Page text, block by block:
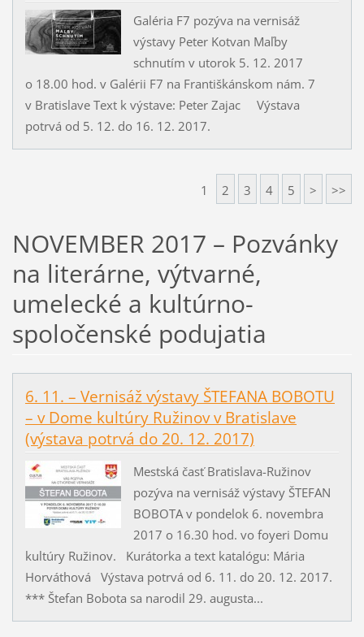
Galéria F7 pozýva na vernisáž
výstavy Peter Kotvan Maľby
schnutím v utorok 5. 12. 2017
o 18.00 hod. v Galérii F7 na Františkánskom nám. 7
v Bratislave Text k výstave: Peter Zajac Výstava
potrvá od 5. 12. do 16. 12. 2017.
1 2 3 4 5 > >>
NOVEMBER 2017 – Pozvánky
na literárne, výtvarné,
umelecké a kultúrno-
spoločenské podujatia
6. 11. – Vernisáž výstavy ŠTEFANA BOBOTU
– v Dome kultúry Ružinov v Bratislave
(výstava potrvá do 20. 12. 2017)
Mestská časť Bratislava-Ružinov
pozýva na vernisáž výstavy ŠTEFAN
BOBOTA v pondelok 6. novembra
2017 o 16.30 hod. vo foyeri Domu
kultúry Ružinov. Kurátorka a text katalógu: Mária
Horváthová Výstava potrvá od 6. 11. do 20. 12. 2017.
*** Štefan Bobota sa narodil 29. augusta...